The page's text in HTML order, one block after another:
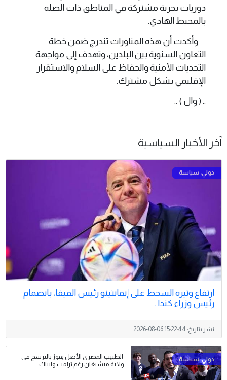
دوريات بحرية مشتركة في المناطق ذات الصلة
بالمحيط الهادي.
وأكدت أن هذه المناورات تندرج ضمن خطة
التعاون السنوية بين البلدين، وتهدف إلى مواجهة
التحديات الأمنية والحفاظ على السلام والاستقرار
الإقليمي بشكل مشترك.
.. ( وال ) ..
آخر الأخبار السياسية
ارتفاع وتيرة السخط على إنفانتينو رئيس الفيفا، بانضمام
رئيس وزراء كندا .
نشر بتاريخ: 2026-08-06 15:22:44
الطبيب المصري الأصل يفوز بالترشح في
ولاية ميشيغان رغم ترامب وايباك .